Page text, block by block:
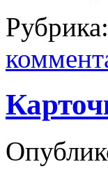
Рубрика: